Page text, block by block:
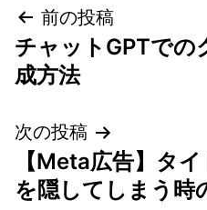
投
稿
ビ
ゲ
前の投稿
チャットGPTでの
成方法
次の投稿
【Meta広告】タ
を隠してしまう時